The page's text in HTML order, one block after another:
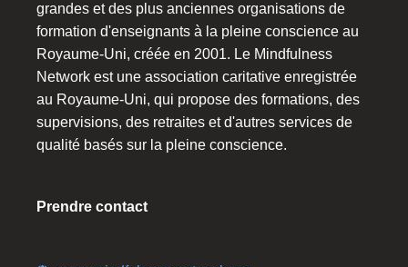
grandes et des plus anciennes organisations de
formation d'enseignants à la pleine conscience au
Royaume-Uni, créée en 2001. Le Mindfulness
Network est une association caritative enregistrée
au Royaume-Uni, qui propose des formations, des
supervisions, des retraites et d'autres services de
qualité basés sur la pleine conscience.
Prendre contact